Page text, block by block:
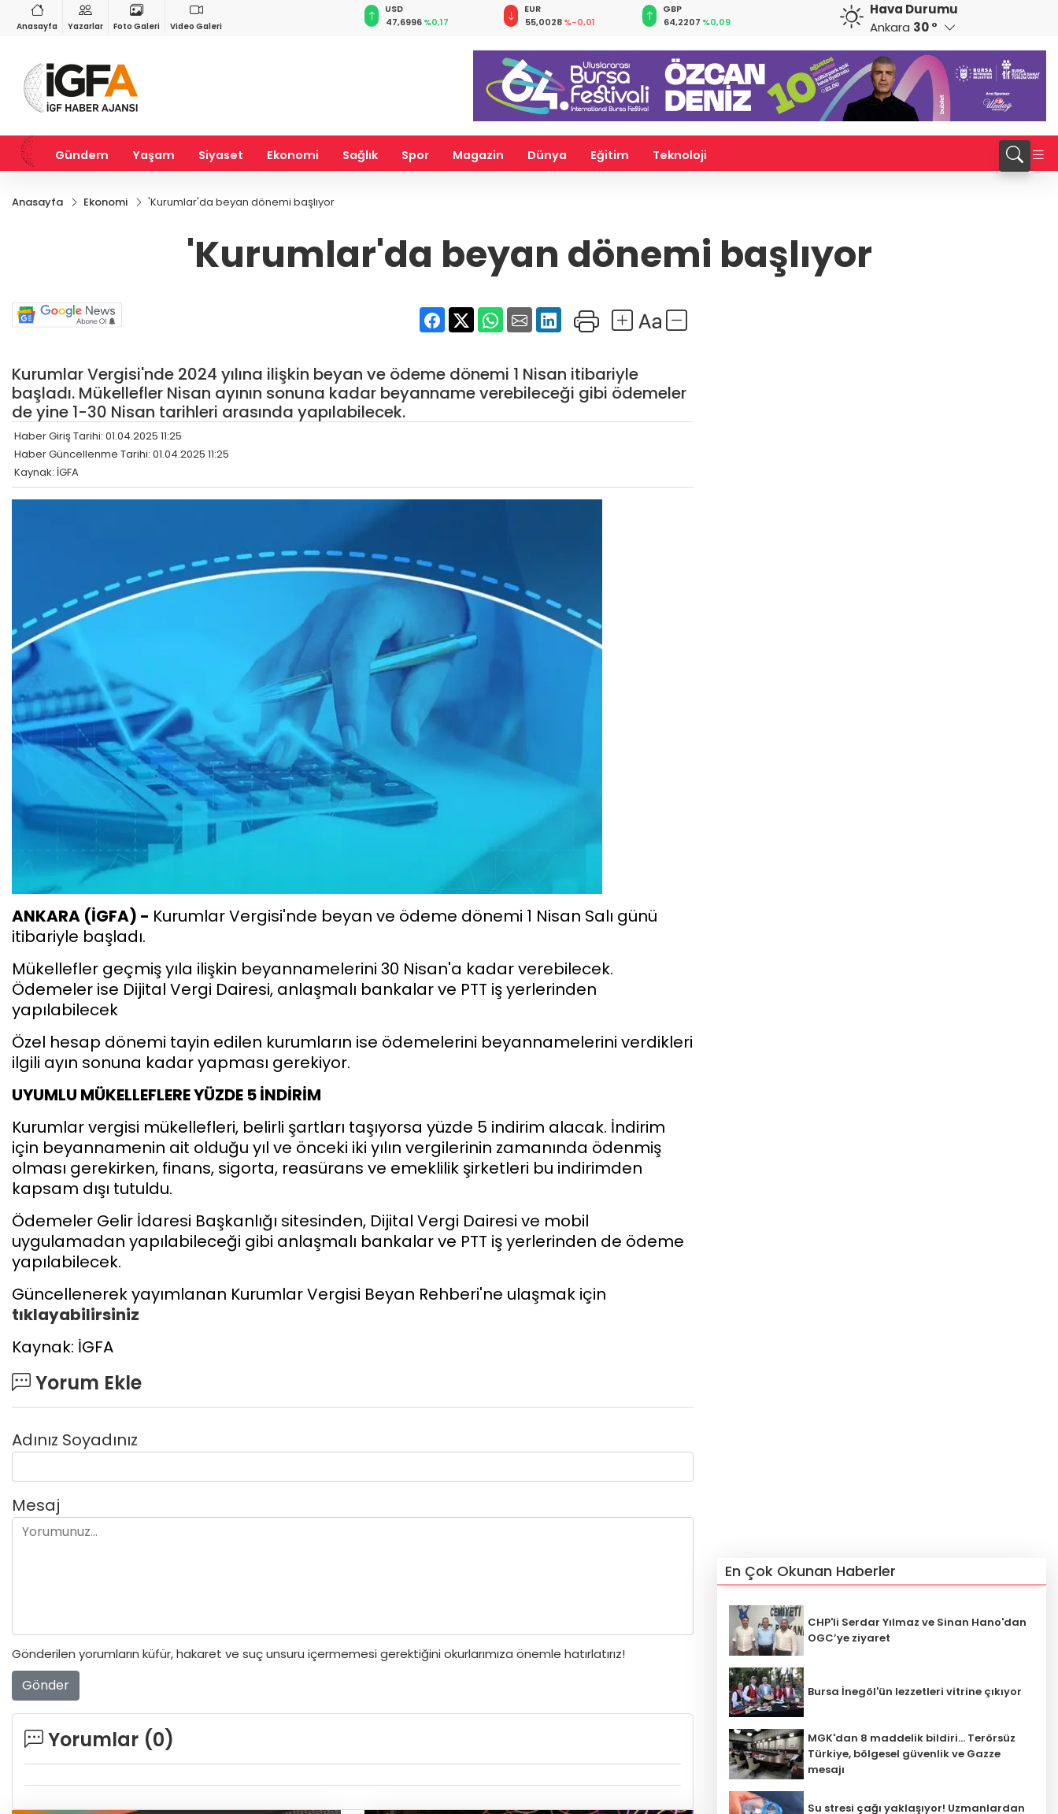
Anasayfa Yazarlar Foto Galeri Video Galeri
%1,52
BIST 100
13.798,82%0,00
EUR
55,0028%-0,01
GBP
64,2207 %0,09
CHF
58,7361%0,29 %0,16
RUB
0,5827
Hava Durumu
Ankara 30 °
Gündem Yaşam Siyaset Ekonomi Sağlık Spor Magazin Dünya Eğitim Teknoloji
Anasayfa Ekonomi 'Kurumlar'da beyan dönemi başlıyor
'Kurumlar'da beyan dönemi başlıyor
Kurumlar Vergisi'nde 2024 yılına ilişkin beyan ve ödeme dönemi 1 Nisan itibariyle
başladı. Mükellefler Nisan ayının sonuna kadar beyanname verebileceği gibi ödemeler
de yine 1-30 Nisan tarihleri arasında yapılabilecek.
Haber Giriş Tarihi: 01.04.2025 11:25
Haber Güncellenme Tarihi: 01.04.2025 11:25
Kaynak: İGFA
ANKARA (İGFA) - Kurumlar Vergisi'nde beyan ve ödeme dönemi 1 Nisan Salı günü
itibariyle başladı.
Mükellefler geçmiş yıla ilişkin beyannamelerini 30 Nisan'a kadar verebilecek.
Ödemeler ise Dijital Vergi Dairesi, anlaşmalı bankalar ve PTT iş yerlerinden
yapılabilecek
Özel hesap dönemi tayin edilen kurumların ise ödemelerini beyannamelerini verdikleri
ilgili ayın sonuna kadar yapması gerekiyor.
UYUMLU MÜKELLEFLERE YÜZDE 5 İNDİRİM
Kurumlar vergisi mükellefleri, belirli şartları taşıyorsa yüzde 5 indirim alacak. İndirim
için beyannamenin ait olduğu yıl ve önceki iki yılın vergilerinin zamanında ödenmiş
olması gerekirken, finans, sigorta, reasürans ve emeklilik şirketleri bu indirimden
kapsam dışı tutuldu.
Ödemeler Gelir İdaresi Başkanlığı sitesinden, Dijital Vergi Dairesi ve mobil
uygulamadan yapılabileceği gibi anlaşmalı bankalar ve PTT iş yerlerinden de ödeme
yapılabilecek.
Güncellenerek yayımlanan Kurumlar Vergisi Beyan Rehberi'ne ulaşmak için
tıklayabilirsiniz
Kaynak: İGFA
Yorum Ekle
Adınız Soyadınız
Mesaj
Gönderilen yorumların küfür, hakaret ve suç unsuru içermemesi gerektiğini okurlarımıza önemle hatırlatırız!
Gönder
Yorumlar (0)
En Çok Okunan Haberler
CHP'li Serdar Yılmaz ve Sinan Hano'dan
OGC’ye ziyaret
Bursa İnegöl'ün lezzetleri vitrine çıkıyor
MGK'dan 8 maddelik bildiri... Terörsüz
Türkiye, bölgesel güvenlik ve Gazze
mesajı
Su stresi çağı yaklaşıyor! Uzmanlardan